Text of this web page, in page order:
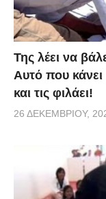
Της λέει να
Αυτό που
και τις φιλάει!
26 ΔΕΚΕΜΒΡΊΟΥ,